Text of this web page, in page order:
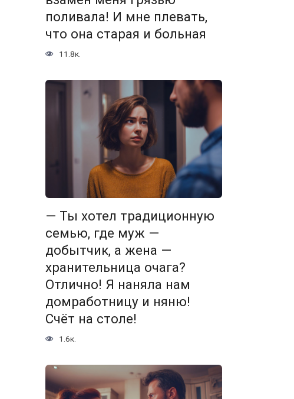
поливала! И мне плевать,
что она старая и больная
11.8к.
— Ты хотел традиционную
семью, где муж —
добытчик, а жена —
хранительница очага?
Отлично! Я наняла нам
домработницу и няню!
Счёт на столе!
1.6к.